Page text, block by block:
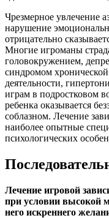
Чрезмерное увлечение
нарушение
отрицательно
Многие игроманы
головокружением,
синдромом
деятельности,
играм в подростковом
ребенка оказывается
соблазном. Лечение
наиболее опытные
психологических
Лечение игровой
при условии высокой
него искреннего